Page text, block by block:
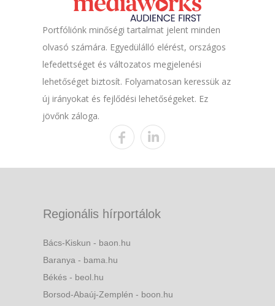
Portfóliónk minőségi tartalmat jelent minden
olvasó számára. Egyedülálló elérést, országos
lefedettséget és változatos megjelenési
lehetőséget biztosít. Folyamatosan keressük az
új irányokat és fejlődési lehetőségeket. Ez
jövőnk záloga.
Regionális hírportálok
Bács-Kiskun - baon.hu
Baranya - bama.hu
Békés - beol.hu
Borsod-Abaúj-Zemplén - boon.hu